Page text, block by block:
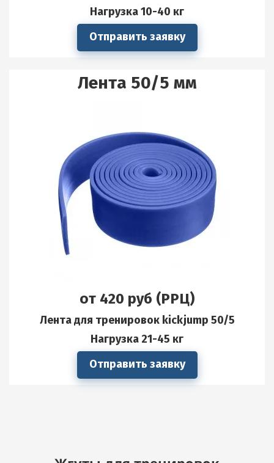
Нагрузка 10-40 кг
Отправить заявку
Лента 50/5 мм
от 420 руб (РРЦ)
Лента для тренировок kickjump 50/5
Нагрузка 21-45 кг
Отправить заявку